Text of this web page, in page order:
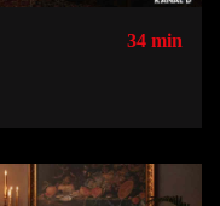
34 min